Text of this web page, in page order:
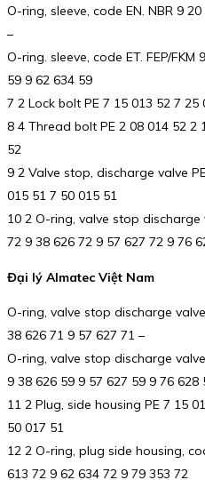
O-ring, sleeve, code EN. NBR 9
–
O-ring. sleeve, code ET. FEP/
59 9 62 634 59
7 2 Lock bolt PE 7 15 013 52 7
8 4 Thread bolt PE 2 08 014 52 2
52
9 2 Valve stop, discharge valve
015 51 7 50 015 51
10 2 O-ring, valve stop discharge
72 9 38 626 72 9 57 627 72 9 76
Đại lý Almatec Việt Nam
O-ring, valve stop discharge
38 626 71 9 57 627 71 –
O-ring, valve stop discharge
9 38 626 59 9 57 627 59 9 76 628
11 2 Plug, side housing PE 7 15
50 017 51
12 2 O-ring, plug side housing,
613 72 9 62 634 72 9 79 353 72